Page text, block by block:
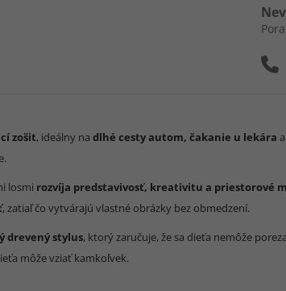
zošit, ideálny na dlhé cesty autom, čakanie u lekára
losmi rozvíja predstavivosť, kreativitu a priestorové
, zatiaľ čo vytvárajú vlastné obrázky bez obmedzení.
drevený stylus, ktorý zaručuje, že sa dieťa nemôže
môže vziať kamkoľvek.